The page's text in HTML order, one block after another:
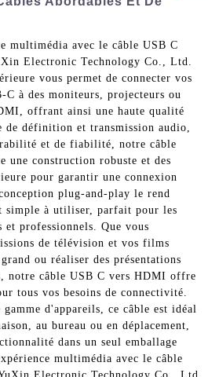
multimédia avec le câble USB C
Electronic Technology Co., Ltd.
vous permet de connecter vos
C à des moniteurs, projecteurs ou
offrant ainsi une haute qualité
définition et transmission audio,
et de fiabilité, notre câble
une construction robuste et des
pour garantir une connexion
plug-and-play le rend
simple à utiliser, parfait pour les
et professionnels. Que vous
de télévision et vos films
ou réaliser des présentations
notre câble USB C vers HDMI offre
tous vos besoins de connectivité.
d'appareils, ce câble est idéal
au bureau ou en déplacement,
dans un seul emballage
multimédia avec le câble